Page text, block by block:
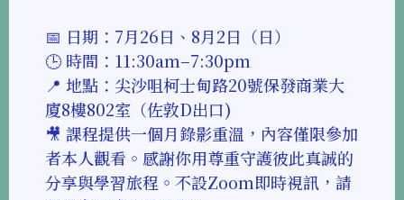
📅 日期：7月26日、8月2日（日）
🕒 時間：11:30am–7:30pm
📍 地點：尖沙咀柯士甸路20號保發商業大
廈8樓802室（佐敦D出口)
🎥 課程提供一個月錄影重溫，內容僅限參加
者本人觀看。感謝你用尊重守護彼此真誠的
分享與學習旅程。不設Zoom即時視訊，請